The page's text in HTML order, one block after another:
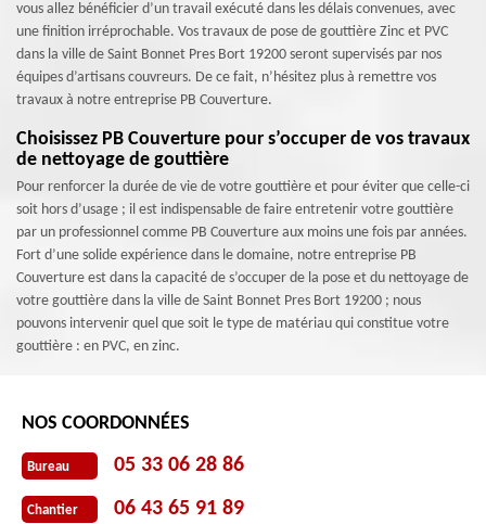
vous allez bénéficier d’un travail exécuté dans les délais convenues, avec
une finition irréprochable. Vos travaux de pose de gouttière Zinc et PVC
dans la ville de Saint Bonnet Pres Bort 19200 seront supervisés par nos
équipes d’artisans couvreurs. De ce fait, n’hésitez plus à remettre vos
travaux à notre entreprise PB Couverture.
Choisissez PB Couverture pour s’occuper de vos travaux
de nettoyage de gouttière
Pour renforcer la durée de vie de votre gouttière et pour éviter que celle-ci
soit hors d’usage ; il est indispensable de faire entretenir votre gouttière
par un professionnel comme PB Couverture aux moins une fois par années.
Fort d’une solide expérience dans le domaine, notre entreprise PB
Couverture est dans la capacité de s’occuper de la pose et du nettoyage de
votre gouttière dans la ville de Saint Bonnet Pres Bort 19200 ; nous
pouvons intervenir quel que soit le type de matériau qui constitue votre
gouttière : en PVC, en zinc.
NOS COORDONNÉES
Bureau 05 33 06 28 86
Chantier 06 43 65 91 89